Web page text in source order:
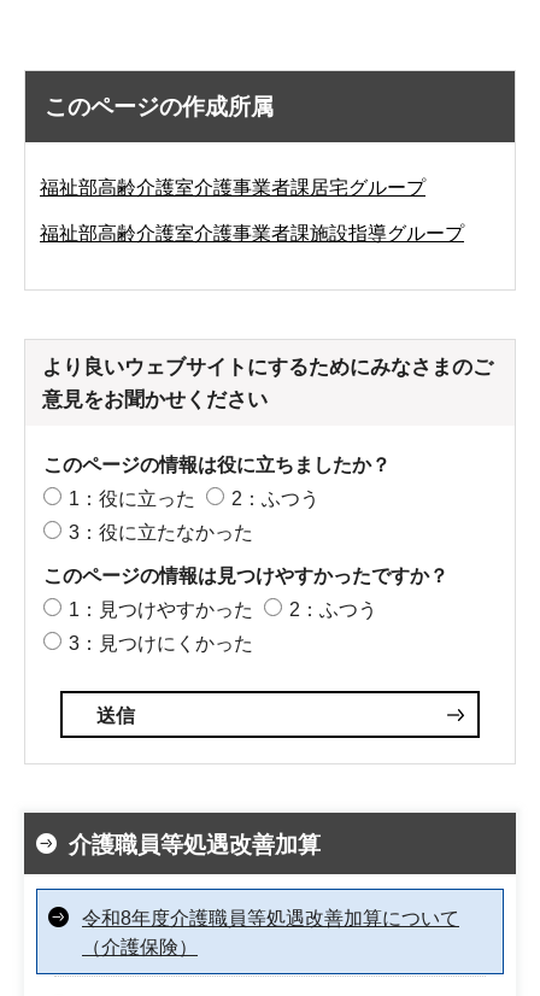
このページの作成所属
福祉部高齢介護室介護事業者課居宅グループ
福祉部高齢介護室介護事業者課施設指導グループ
より良いウェブサイトにするためにみなさまのご
意見をお聞かせください
このページの情報は役に立ちましたか？
1：役に立った
2：ふつう
3：役に立たなかった
このページの情報は見つけやすかったですか？
1：見つけやすかった
2：ふつう
3：見つけにくかった
介護職員等処遇改善加算
令和8年度介護職員等処遇改善加算について
（介護保険）